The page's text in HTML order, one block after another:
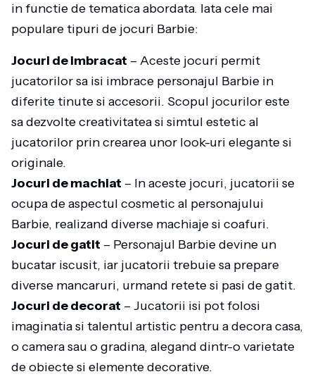
in functie de tematica abordata. Iata cele mai
populare tipuri de jocuri Barbie:
Jocuri de imbracat – Aceste jocuri permit
jucatorilor sa isi imbrace personajul Barbie in
diferite tinute si accesorii. Scopul jocurilor este
sa dezvolte creativitatea si simtul estetic al
jucatorilor prin crearea unor look-uri elegante si
originale.
Jocuri de machiat – In aceste jocuri, jucatorii se
ocupa de aspectul cosmetic al personajului
Barbie, realizand diverse machiaje si coafuri.
Jocuri de gatit – Personajul Barbie devine un
bucatar iscusit, iar jucatorii trebuie sa prepare
diverse mancaruri, urmand retete si pasi de gatit.
Jocuri de decorat – Jucatorii isi pot folosi
imaginatia si talentul artistic pentru a decora casa,
o camera sau o gradina, alegand dintr-o varietate
de obiecte si elemente decorative.